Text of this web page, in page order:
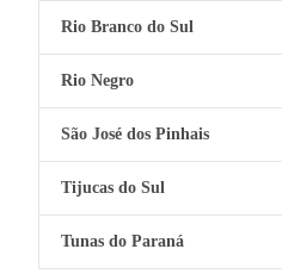
Rio Branco do Sul
Rio Negro
São José dos Pinhais
Tijucas do Sul
Tunas do Paraná